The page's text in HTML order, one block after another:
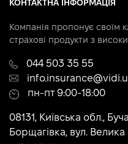
КОНТАКТНА ІНФОРМАЦІЯ
Компанія пропонує своїм
страхові продукти з
044 503 35 55
пн-пт 9:00-18:00
08131, Київська обл.,
Борщагівка, вул.